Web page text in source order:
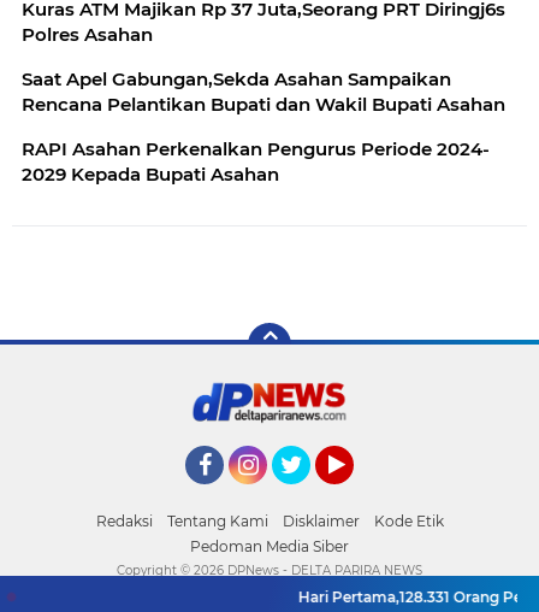
Kuras ATM Majikan Rp 37 Juta,Seorang PRT Diringj6s
Polres Asahan
Saat Apel Gabungan,Sekda Asahan Sampaikan
Rencana Pelantikan Bupati dan Wakil Bupati Asahan
RAPI Asahan Perkenalkan Pengurus Periode 2024-
2029 Kepada Bupati Asahan
Redaksi Tentang Kami Disklaimer
Kode Etik
Pedoman Media Siber
Hari Pertama,128.331 Orang
Copyright © 2026 DPNews - DELTA PARIRA NEWS